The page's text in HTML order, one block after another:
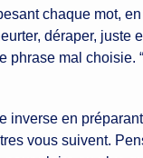
chaque mot,
déraper,
mal choisie.
inverse en
vous suivent.